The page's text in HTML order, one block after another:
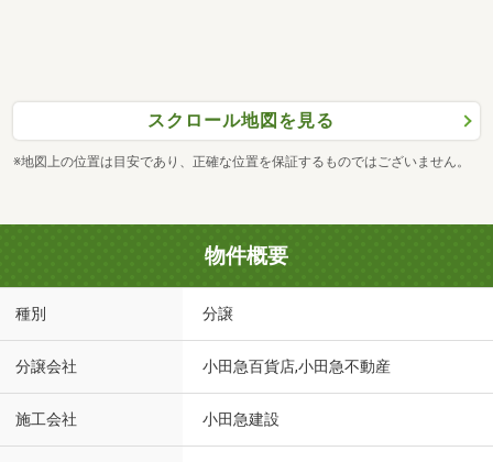
スクロール地図を見る
※地図上の位置は目安であり、正確な位置を保証するものではございません。
物件概要
種別 分譲
分譲会社 小田急百貨店,小田急不動産
施工会社 小田急建設